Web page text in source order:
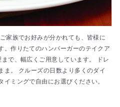
家族でお好みが分かれても、皆様に
。作りたてのハンバーガーのテイクア
で、幅広くご用意しています。 ドレ
ま。 クルーズの日数より多くのダイ
ミングで自由にお選びください。